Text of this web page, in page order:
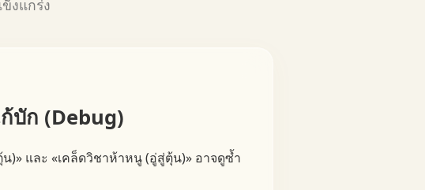
งแกร่ง
บัก (Debug)
)» และ «เคล็ดวิชาห้าหนู (อู่สู่ตุ้น)» อาจดูซ้ำ